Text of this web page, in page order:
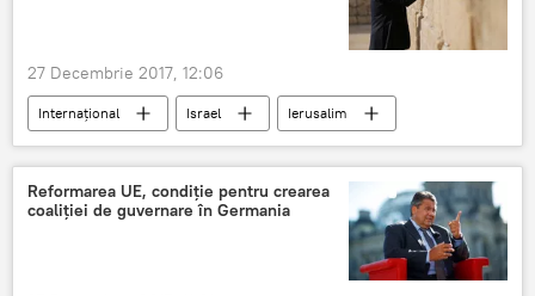
27 Decembrie 2017, 12:06
Internaţional Israel
Ierusalim
Donald Trump
gara
SUA au recunoscut Ierusalimul drept capitală a Israelului
Reformarea UE, condiție pentru crearea
coaliției de guvernare în Germania